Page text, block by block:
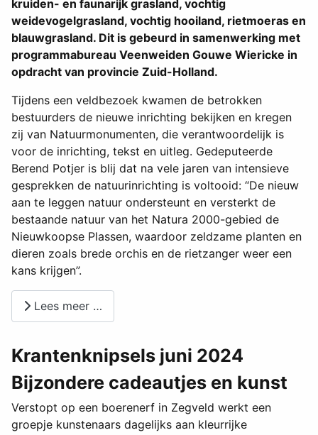
kruiden- en faunarijk grasland, vochtig
weidevogelgrasland, vochtig hooiland, rietmoeras en
blauwgrasland. Dit is gebeurd in samenwerking met
programmabureau Veenweiden Gouwe Wiericke in
opdracht van provincie Zuid-Holland.
Tijdens een veldbezoek kwamen de betrokken
bestuurders de nieuwe inrichting bekijken en kregen
zij van Natuurmonumenten, die verantwoordelijk is
voor de inrichting, tekst en uitleg. Gedeputeerde
Berend Potjer is blij dat na vele jaren van intensieve
gesprekken de natuurinrichting is voltooid: “De nieuw
aan te leggen natuur ondersteunt en versterkt de
bestaande natuur van het Natura 2000-gebied de
Nieuwkoopse Plassen, waardoor zeldzame planten en
dieren zoals brede orchis en de rietzanger weer een
kans krijgen”.
Lees meer …
Krantenknipsels juni 2024
Bijzondere cadeautjes en kunst
Verstopt op een boerenerf in Zegveld werkt een
groepje kunstenaars dagelijks aan kleurrijke